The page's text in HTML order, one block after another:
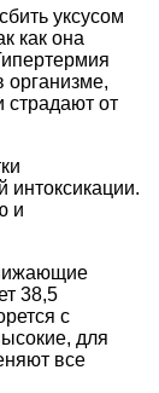
уксусом
как она
организме,
страдают от
интоксикации.
и
38,5
с
для
все